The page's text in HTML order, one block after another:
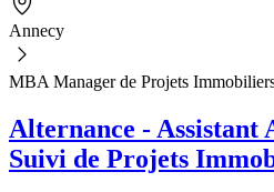
Annecy
MBA Manager de Projets
Alternance -
Suivi de Projets